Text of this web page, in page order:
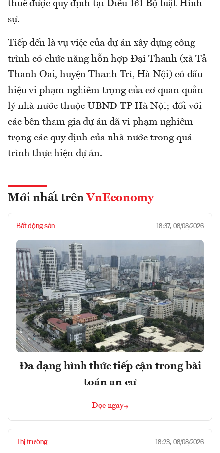
thuế được quy định tại Điều 161 Bộ luật Hình
sự.
Tiếp đến là vụ việc của dự án xây dựng công
trình có chức năng hỗn hợp Đại Thanh (xã Tả
Thanh Oai, huyện Thanh Trì, Hà Nội) có dấu
hiệu vi phạm nghiêm trọng của cơ quan quản
lý nhà nước thuộc UBND TP Hà Nội; đối với
các bên tham gia dự án đã vi phạm nghiêm
trọng các quy định của nhà nước trong quá
trình thực hiện dự án.
Mới nhất trên VnEconomy
Bất động sản 18:37, 08/08/2026
Đa dạng hình thức tiếp cận trong bài
toán an cư
Đọc ngay
Thị trường 18:23, 08/08/2026